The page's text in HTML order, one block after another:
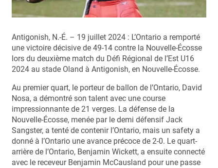
Antigonish, N.-É. – 19 juillet 2024 : L’Ontario a remporté
une victoire décisive de 49-14 contre la Nouvelle-Écosse
lors du deuxième match du Défi Régional de l’Est U16
2024 au stade Oland à Antigonish, en Nouvelle-Écosse.
Au premier quart, le porteur de ballon de l’Ontario, David
Nosa, a démontré son talent avec une course
impressionnante de 21 verges. La défense de la
Nouvelle-Écosse, menée par le demi défensif Jack
Sangster, a tenté de contenir l’Ontario, mais un safety a
donné à l’Ontario une avance précoce de 2-0. Le quart-
arrière de l’Ontario, Benjamin Wickett, a ensuite connecté
avec le receveur Benjamin McCausland pour une passe